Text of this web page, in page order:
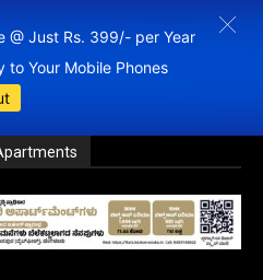
@ Just Rs. 399/- per Year
to Your Mobile Phones